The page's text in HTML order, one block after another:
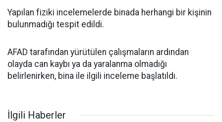
Yapılan fiziki incelemelerde binada herhangi bir kişinin
bulunmadığı tespit edildi.
AFAD tarafından yürütülen çalışmaların ardından
olayda can kaybı ya da yaralanma olmadığı
belirlenirken, bina ile ilgili inceleme başlatıldı.
İlgili Haberler